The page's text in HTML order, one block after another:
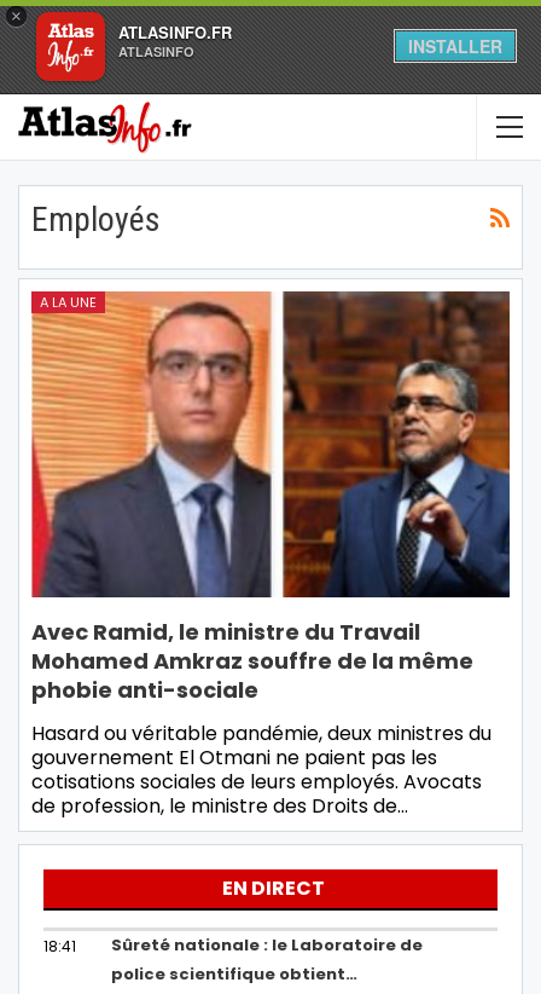
×
ATLASINFO.FR
ATLASINFO INSTALLER
Employés
A LA UNE
Avec Ramid, le ministre du Travail
Mohamed Amkraz souffre de la même
phobie anti-sociale
Hasard ou véritable pandémie, deux ministres du
gouvernement El Otmani ne paient pas les
cotisations sociales de leurs employés. Avocats
de profession, le ministre des Droits de…
EN DIRECT
18:41
Sûreté nationale : le Laboratoire de
police scientifique obtient…